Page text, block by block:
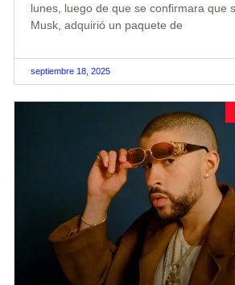
lunes, luego de que se confirmara que
Musk, adquirió un paquete de
septiembre 18, 2025